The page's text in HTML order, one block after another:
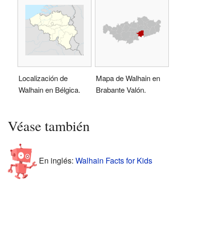
Localización de
Walhain en Bélgica.
Mapa de Walhain en
Brabante Valón.
Véase también
En inglés: Walhain Facts for Kids